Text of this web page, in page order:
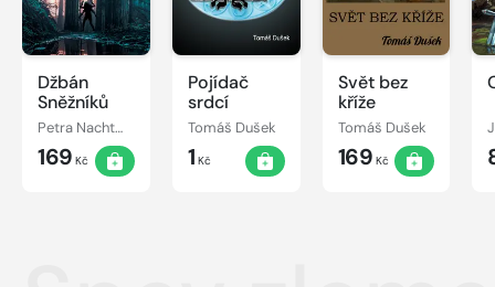
Džbán
Sněžníků
Petra Nachtmanová
169 Kč
Pojídač
srdcí
Tomáš Dušek
1 Kč
Svět bez
kříže
Tomáš Dušek
169 Kč